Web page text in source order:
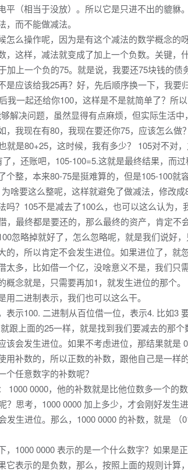
平（相当于没放）。所以它是只进不出的貔貅。
而不能做减法。
怎么操作呢，因为是有这个减法的数学概念的
，这样，减法就变成了加上一个负数。关键，
加上一个负的75。就是说，我要还75块钱的
是应该给我25再？好，先后顺序换一下，我要
我一起还给你100，这样是不是就简单了？所
解决问题，虽然显得有点麻烦，但实际生活中
，我现在有80，我现在要还你75，应该怎么做
就是80+25，这时候，我有多少？ 105对不对
，还账吧，105-100=5.这就是最终结果，而
个整，本来80-75是挺难算的，但是105-100就
啥要这么整呢，这样就避免了做减法，修改成
吗？105不是减去了100么，也可以这么认为
，最终都是要还的，那么最终的资产，肯定不
忽略掉就好了，怎么忽略呢，就是我们说好
的，所以肯定不会发生进位。如果进位了，就
太多，比如借一个亿，没啥意义不是，我们只
念就是，只需要再加1，就发生进位的那个。
二进制表示，我们也可以这么干。
表示100. 二进制从百位借一位，表示4. 比如3
跟上面的25一样，就是找到我们要减去的那
该会发生进位。如果不考虑进位，那结果就是 0
补数的，所以正数的补数，跟他自己是一样的
任意数字的补数呢？
1000 0000，他的补数就是比他位数多一个的
？思考，1000 0000 加上多少，才会刚好发生
发生进位。那么，1000 0000 的补数，就是 （
，1000 0000 表示的是一个什么数字？如果是
它表示的是负数，那么，按照上面的规则计算